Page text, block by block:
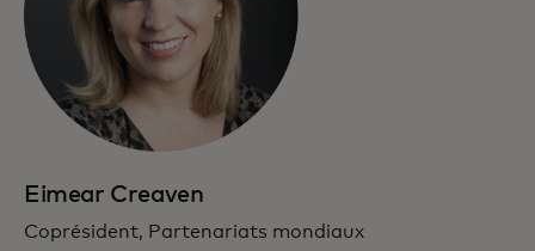
Eimear Creaven
Coprésident, Partenariats mondiaux